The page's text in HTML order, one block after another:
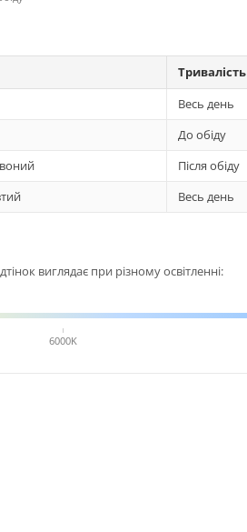
Тривалість
Весь день
До обіду
Після обіду
Весь день
виглядає при різному освітленні:
6000K